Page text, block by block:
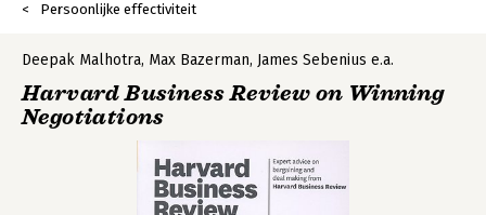
Persoonlijke effectiviteit
Deepak Malhotra, Max Bazerman, James Sebenius e.a.
Harvard Business Review on Winning
Negotiations